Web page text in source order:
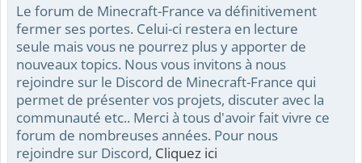
Le forum de Minecraft-France va définitivement
fermer ses portes. Celui-ci restera en lecture
seule mais vous ne pourrez plus y apporter de
nouveaux topics. Nous vous invitons à nous
rejoindre sur le Discord de Minecraft-France qui
permet de présenter vos projets, discuter avec la
communauté etc.. Merci à tous d'avoir fait vivre ce
forum de nombreuses années. Pour nous
rejoindre sur Discord, Cliquez ici